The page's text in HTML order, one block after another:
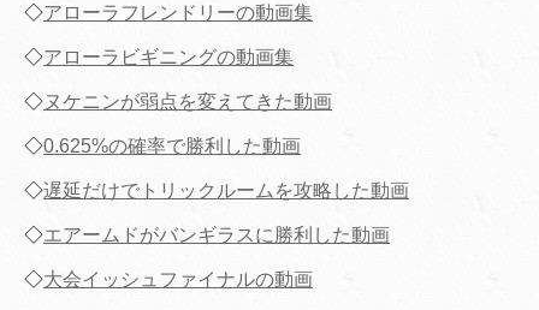
◇アローラフレンドリーの動画集
◇アローラビギニングの動画集
◇ヌケニンが弱点を変えてきた動画
◇0.625%の確率で勝利した動画
◇遅延だけでトリックルームを攻略した動画
◇エアームドがバンギラスに勝利した動画
◇大会イッシュファイナルの動画